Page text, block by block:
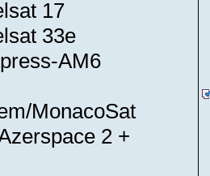
17
33e
AM6
MonacoSat
2 +